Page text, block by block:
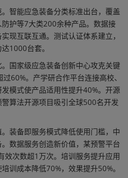
智能应急装备分类标准出台，覆盖
护等7大类200余种产品。数据接
现互联互通。测试认证体系建立，
1000台套。
国家级应急装备创新中心攻克关键
60%。产学研合作平台连接高校、
模式使产品适用性提升40%。开源
算法开源项目吸引全球500名开发
装备即服务模式降低使用门槛，中
数据服务创造新价值，某预警平台
效次数超1万次。培训服务提升应用
训成本降低70%，效果提升50%。